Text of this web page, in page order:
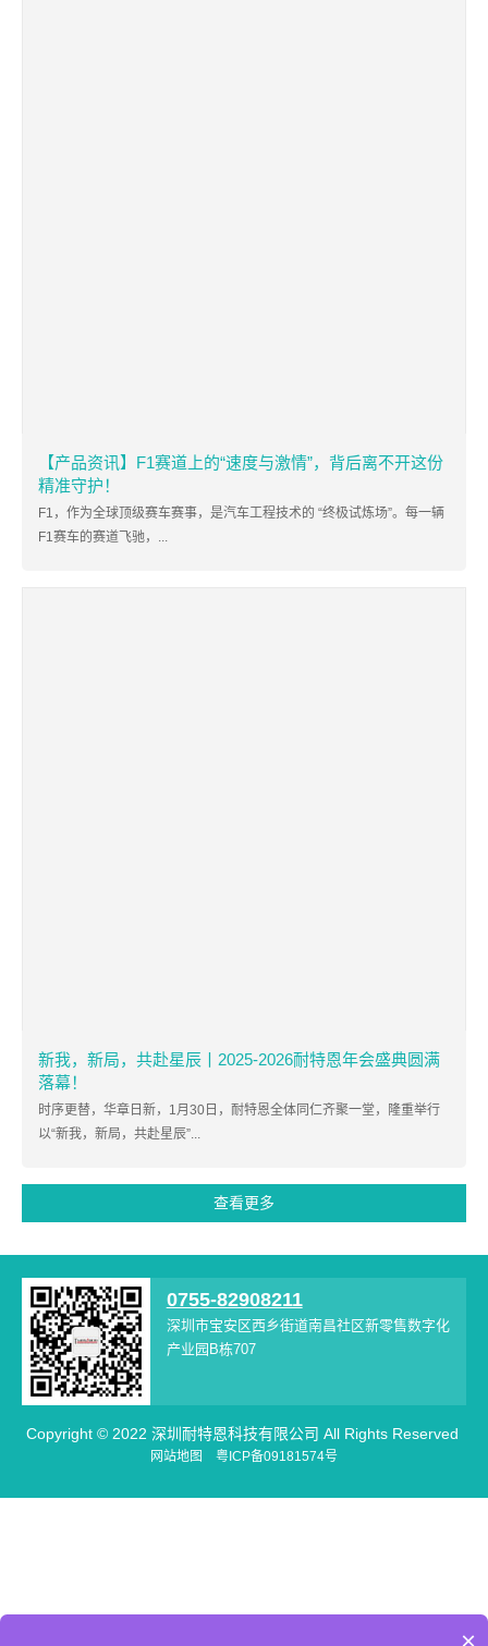
【产品资讯】F1赛道上的“速度与激情”，背后离不开这份
精准守护！
F1，作为全球顶级赛车赛事，是汽车工程技术的 “终极试炼场”。每一辆
F1赛车的赛道飞驰，...
新我，新局，共赴星辰丨2025-2026耐特恩年会盛典圆满
落幕！
时序更替，华章日新，1月30日，耐特恩全体同仁齐聚一堂，隆重举行
以“新我，新局，共赴星辰”...
查看更多
0755-82908211
深圳市宝安区西乡街道南昌社区新零售数字化
产业园B栋707
Copyright © 2022 深圳耐特恩科技有限公司 All Rights Reserved
网站地图 粤ICP备09181574号